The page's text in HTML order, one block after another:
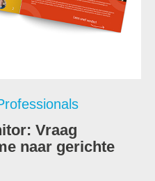
Vraag
naar gerichte